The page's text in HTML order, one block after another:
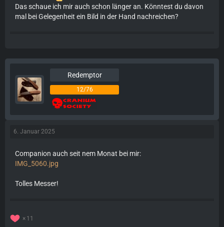
Das schaue ich mir auch schon länger an. Könntest du davon
mal bei Gelegenheit ein Bild in der Hand nachreichen?
Redemptor
12/76
6. Januar 2025
Companion auch seit nem Monat bei mir:
IMG_5060.jpg
Tolles Messer!
11